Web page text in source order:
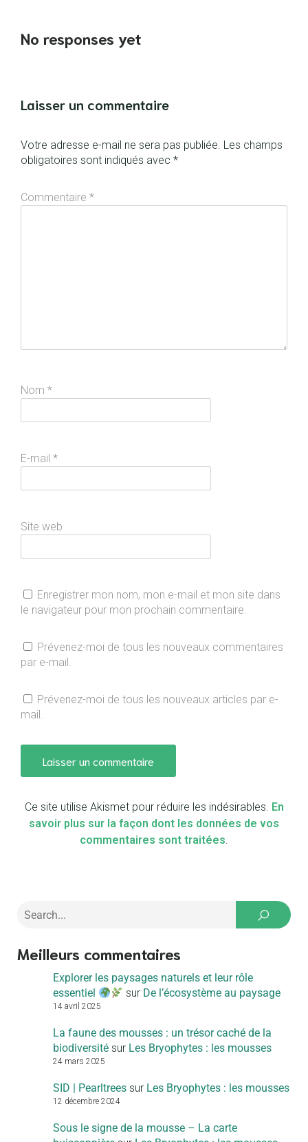
No responses yet
Laisser un commentaire
Votre adresse e-mail ne sera pas publiée. Les champs
obligatoires sont indiqués avec *
Commentaire *
Nom *
E-mail *
Site web
Enregistrer mon nom, mon e-mail et mon site dans
le navigateur pour mon prochain commentaire.
Prévenez-moi de tous les nouveaux commentaires
par e-mail.
Prévenez-moi de tous les nouveaux articles par e-
mail.
Ce site utilise Akismet pour réduire les indésirables. En
savoir plus sur la façon dont les données de vos
commentaires sont traitées.
Meilleurs commentaires
Explorer les paysages naturels et leur rôle
essentiel
sur De l’écosystème au paysage
14 avril 2025
La faune des mousses : un trésor caché de la
biodiversité sur Les Bryophytes : les mousses
24 mars 2025
SID | Pearltrees sur Les Bryophytes : les mousses
12 décembre 2024
Sous le signe de la mousse – La carte